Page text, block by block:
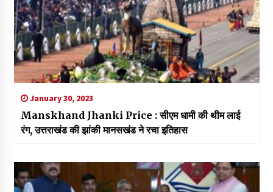
January 30, 2023
Manskhand Jhanki Price : सीएम धामी की थीम लाई
रंग, उत्तराखंड की झांकी मानसखंड ने रचा इतिहास